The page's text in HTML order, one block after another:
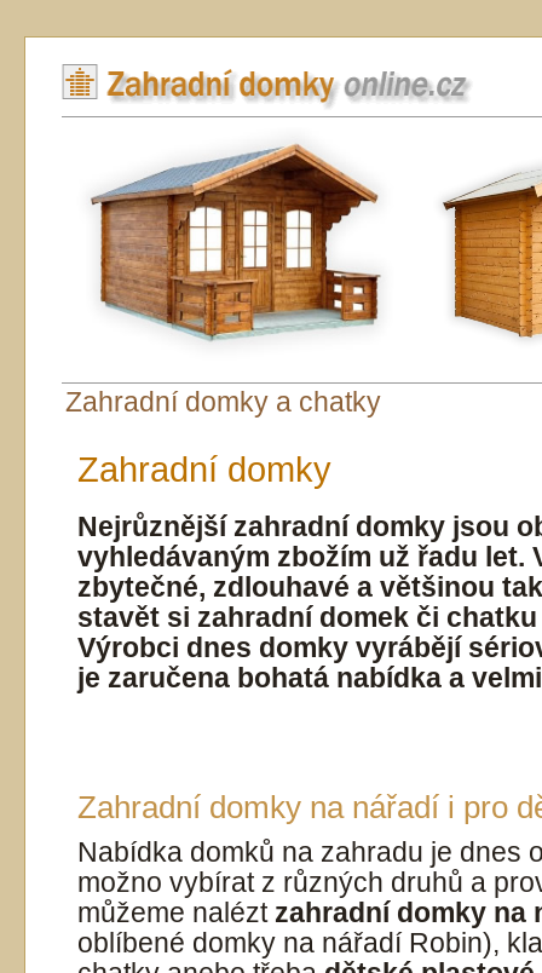
Zahradní domky a chatky
Zahradní domky
Nejrůznější zahradní domky jsou
vyhledávaným zbožím už řadu let.
zbytečné, zdlouhavé a většinou
stavět si zahradní domek či
Výrobci dnes domky vyrábějí
je zaručena bohatá nabídka a
Zahradní domky na nářadí i pro
Nabídka domků na zahradu je dnes
možno vybírat z různých druhů a
můžeme nalézt zahradní domky na
oblíbené domky na nářadí Robin),